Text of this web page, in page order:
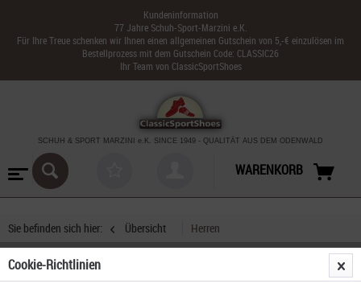
Kundeninformation
77 Jahre Schuh-Sport-Marzini e.K.
Für Ihre Treue schenken wir Ihnen einen allgemeinen Gutschein von 5,-€ einzulösen im
Bestellprozess mit dem Gutschein Code: CLASSIC26
Ihr Team von ClassicSportShoes
SCHUH & SPORT MARZINI e.K. SINCE 1949 - QUALITÄT AUS DEM ODENWALD
WARENKORB
Sie befinden sich hier: Übersicht Herren
Cookie-Richtlinien